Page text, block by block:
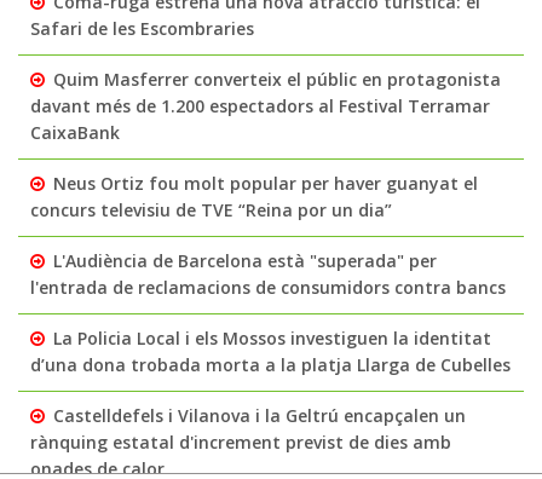
Safari de les Escombraries
Quim Masferrer converteix el públic en protagonista
davant més de 1.200 espectadors al Festival Terramar
CaixaBank
Neus Ortiz fou molt popular per haver guanyat el
concurs televisiu de TVE “Reina por un dia”
L'Audiència de Barcelona està "superada" per
l'entrada de reclamacions de consumidors contra bancs
La Policia Local i els Mossos investiguen la identitat
d’una dona trobada morta a la platja Llarga de Cubelles
Castelldefels i Vilanova i la Geltrú encapçalen un
rànquing estatal d'increment previst de dies amb
onades de calor